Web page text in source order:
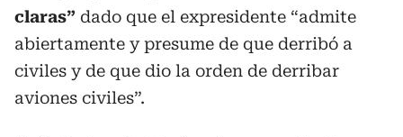
claras” dado que el expresidente “admite
abiertamente y presume de que derribó a
civiles y de que dio la orden de derribar
aviones civiles”.